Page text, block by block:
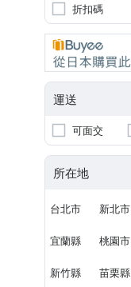
折扣碼
運送
可面交
所在地
台北市 新北市
宜蘭縣 桃園市
新竹縣 苗栗縣